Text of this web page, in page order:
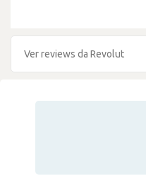
Ver reviews da Revolut